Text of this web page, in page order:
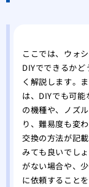
ここでは、ウォ
DIYでできるか
く解説します。
は、DIYでも可
の機種や、ノズ
り、難易度も変
交換の方法が記
みても良いでし
がない場合や、
に依頼すること